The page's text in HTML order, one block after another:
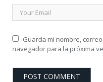
Guarda mi nombre,
navegador para la próxima